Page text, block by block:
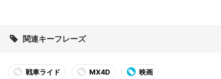
関連キーフレーズ
戦車ライド MX4D 映画